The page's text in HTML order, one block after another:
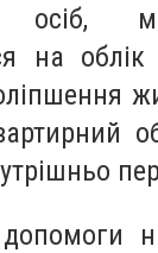
осіб,
на